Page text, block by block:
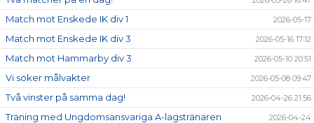
Match mot Enskede IK div 1 2026-05-17
Match mot Enskede IK div 3 2026-05-16 17:12
Match mot Hammarby div 3 2026-05-10 20:51
Vi söker målvakter 2026-05-08 09:47
Två vinster på samma dag! 2026-04-26 21:56
Träning med Ungdomsansvariga A-lagstränaren 2026-04-24